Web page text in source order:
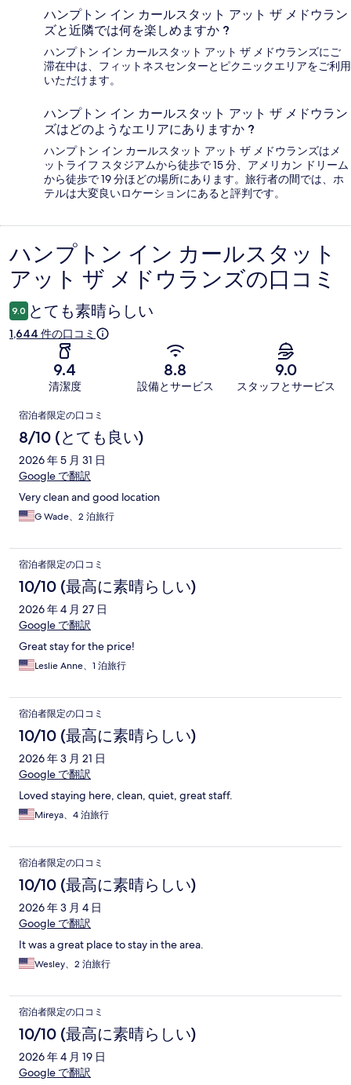
ハンプトン イン カールスタット アット ザ メドウラン
ズと近隣では何を楽しめますか ?
ハンプトン イン カールスタット アット ザ メドウランズにご
滞在中は、フィットネスセンターとピクニックエリアをご利用
いただけます。
ハンプトン イン カールスタット アット ザ メドウラン
ズはどのようなエリアにありますか ?
ハンプトン イン カールスタット アット ザ メドウランズはメ
ットライフ スタジアムから徒歩で 15 分、アメリカン ドリーム
から徒歩で 19 分ほどの場所にあります。旅行者の間では、ホ
テルは大変良いロケーションにあると評判です。
口
コ
ミ
ハンプトン イン カールスタット
アット ザ メドウランズの口コミ
9.0 とても素晴らしい
1,644 件の口コミ
9.4
清潔度
8.8
設備とサービス
9.0
スタッフとサービス
口
コ
ミ
宿泊者限定の口コミ
8/10 (とても良い)
2026 年 5 月 31 日
Google で翻訳
Very clean and good location
G Wade、2 泊旅行
宿泊者限定の口コミ
10/10 (最高に素晴らしい)
2026 年 4 月 27 日
Google で翻訳
Great stay for the price!
Leslie Anne、1 泊旅行
宿泊者限定の口コミ
10/10 (最高に素晴らしい)
2026 年 3 月 21 日
Google で翻訳
Loved staying here, clean, quiet, great staff.
Mireya、4 泊旅行
宿泊者限定の口コミ
10/10 (最高に素晴らしい)
2026 年 3 月 4 日
Google で翻訳
It was a great place to stay in the area.
Wesley、2 泊旅行
宿泊者限定の口コミ
10/10 (最高に素晴らしい)
2026 年 4 月 19 日
Google で翻訳